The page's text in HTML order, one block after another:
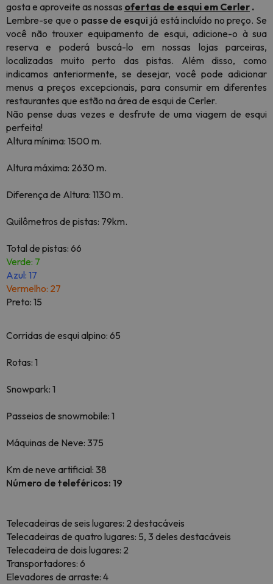
gosta e aproveite as nossas ofertas de esqui em Cerler .
Lembre-se que o passe de esqui já está incluído no preço. Se
você não trouxer equipamento de esqui, adicione-o à sua
reserva e poderá buscá-lo em nossas lojas parceiras,
localizadas muito perto das pistas. Além disso, como
indicamos anteriormente, se desejar, você pode adicionar
menus a preços excepcionais, para consumir em diferentes
restaurantes que estão na área de esqui de Cerler.
Não pense duas vezes e desfrute de uma viagem de esqui
perfeita!
Altura mínima: 1500 m.
Altura máxima: 2630 m.
Diferença de Altura: 1130 m.
Quilômetros de pistas: 79km.
Total de pistas: 66
Verde: 7
Azul: 17
Vermelho: 27
Preto: 15
Corridas de esqui alpino: 65
Rotas: 1
Snowpark: 1
Passeios de snowmobile: 1
Máquinas de Neve: 375
Km de neve artificial: 38
Número de teleféricos: 19
Telecadeiras de seis lugares: 2 destacáveis
Telecadeiras de quatro lugares: 5, 3 deles destacáveis
Telecadeira de dois lugares: 2
Transportadores: 6
Elevadores de arraste: 4